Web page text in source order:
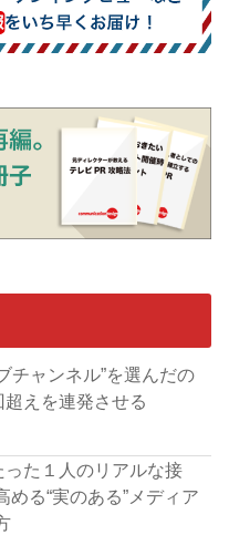
チャンネル”を選んだの
えを連発させる
った１人のリアルな接
める“実のある”メディア